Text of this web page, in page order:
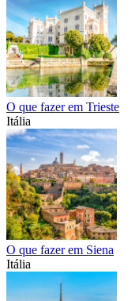
O que fazer em Trieste
Itália
O que fazer em Siena
Itália